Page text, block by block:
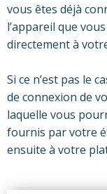
vous êtes déjà
l’appareil que
directement à
Si ce n’est pas le
de connexion de
laquelle vous
fournis par votre
ensuite à votre